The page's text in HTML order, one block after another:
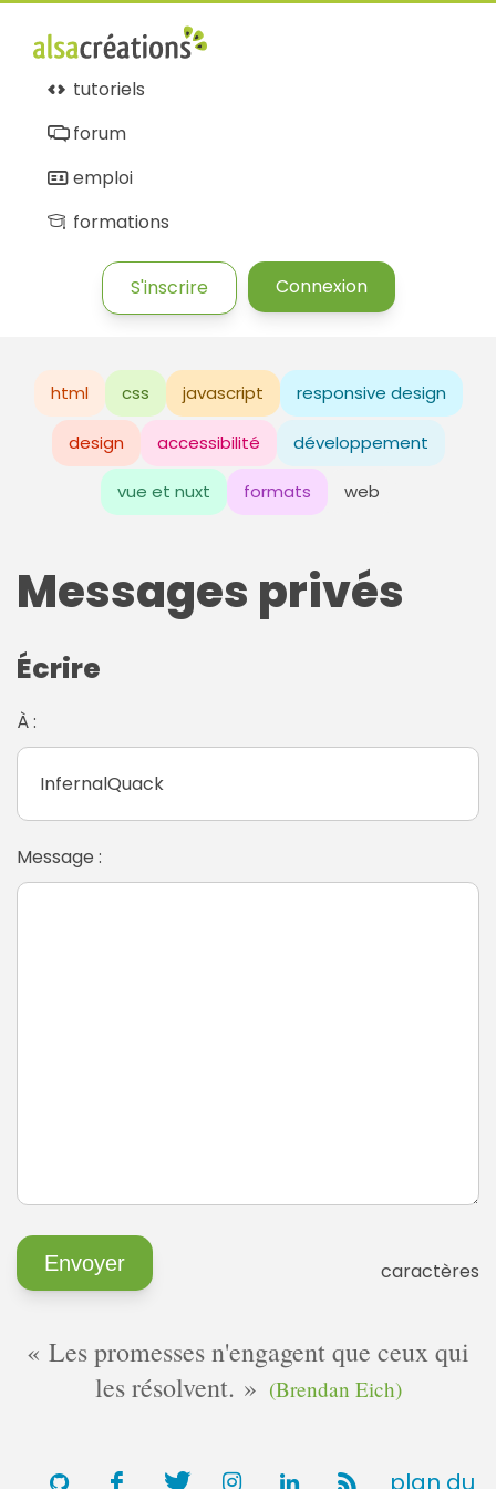
tutoriels
forum
emploi
formations
S'inscrire Connexion
html css javascript responsive design
design accessibilité développement
vue et nuxt formats web
Messages privés
Écrire
À :
Message :
caractères
Les promesses n'engagent que ceux qui
les résolvent.
(Brendan Eich)
plan du